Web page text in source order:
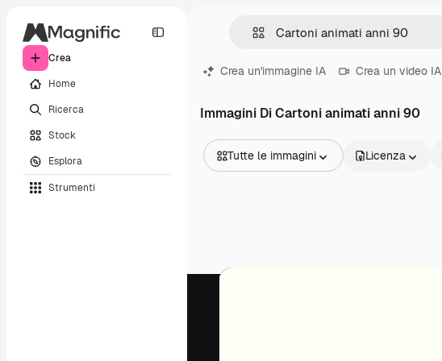
Crea
Home
Ricerca
Stock
Esplora
Strumenti
Crea un'immagine IA Crea un video IA
Immagini Di Cartoni animati anni 90
Tutte le immagini
Video
Licenza